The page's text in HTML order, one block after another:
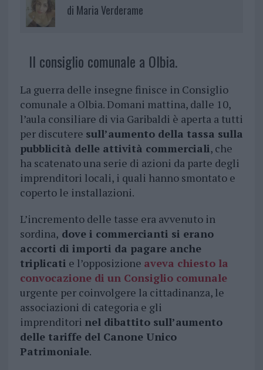
di Maria Verderame
Il consiglio comunale a Olbia.
La guerra delle insegne finisce in Consiglio
comunale a Olbia. Domani mattina, dalle 10,
l’aula consiliare di via Garibaldi è aperta a tutti
per discutere sull’aumento della tassa sulla
pubblicità delle attività commerciali, che
ha scatenato una serie di azioni da parte degli
imprenditori locali, i quali hanno smontato e
coperto le installazioni.
L’incremento delle tasse era avvenuto in
sordina, dove i commercianti si erano
accorti di importi da pagare anche
triplicati e l’opposizione aveva chiesto la
convocazione di un Consiglio comunale
urgente per coinvolgere la cittadinanza, le
associazioni di categoria e gli
imprenditori nel dibattito sull’aumento
delle tariffe del Canone Unico
Patrimoniale.